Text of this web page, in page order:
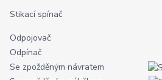
Stikací spínač
Odpojovač
Odpínač
Se zpožděným návratem